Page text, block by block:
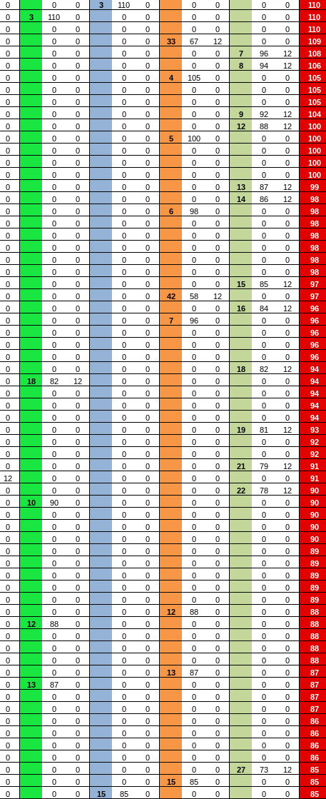
0 0 0 3 110 0 0 0 0 0
110
0 3 110 0 0 0 0 0 0 0
110
0 0 0 0 0 0 0 0 0
110
0 0 0 0 0 33 67 12 0 0
109
0 0 0 0 0 0 0 7 96 12
108
0 0 0 0 0 0 0 8 94 12
106
0 0 0 0 0 4 105 0 0 0
105
0 0 0 0 0 0 0 0 0
105
0 0 0 0 0 0 0 0 0
105
0 0 0 0 0 0 0 9 92 12
104
0 0 0 0 0 0 0 12 88 12
100
0 0 0 0 0 5 100 0 0 0
100
0 0 0 0 0 0 0 0 0
100
0 0 0 0 0 0 0 0 0
100
0 0 0 0 0 0 0 0 0
100
0 0 0 0 0 0 0 13 87 12
99
0 0 0 0 0 0 0 14 86 12
98
0 0 0 0 0 6 98 0 0 0
98
0 0 0 0 0 0 0 0 0
98
0 0 0 0 0 0 0 0 0
98
0 0 0 0 0 0 0 0 0
98
0 0 0 0 0 0 0 0 0
98
0 0 0 0 0 0 0 0 0
98
0 0 0 0 0 0 0 15 85 12
97
0 0 0 0 0 42 58 12 0 0
97
0 0 0 0 0 0 0 16 84 12
96
0 0 0 0 0 7 96 0 0 0
96
0 0 0 0 0 0 0 0 0
96
0 0 0 0 0 0 0 0 0
96
0 0 0 0 0 0 0 0 0
96
0 0 0 0 0 0 0 18 82 12
94
0 18 82 12 0 0 0 0 0 0
94
0 0 0 0 0 0 0 0 0
94
0 0 0 0 0 0 0 0 0
94
0 0 0 0 0 0 0 0 0
94
0 0 0 0 0 0 0 19 81 12
93
0 0 0 0 0 0 0 0 0
92
0 0 0 0 0 0 0 0 0
92
0 0 0 0 0 0 0 21 79 12
91
12 0 0 0 0 0 0 0 0
91
0 0 0 0 0 0 0 22 78 12
90
0 10 90 0 0 0 0 0 0 0
90
0 0 0 0 0 0 0 0 0
90
0 0 0 0 0 0 0 0 0
90
0 0 0 0 0 0 0 0 0
90
0 0 0 0 0 0 0 0 0
89
0 0 0 0 0 0 0 0 0
89
0 0 0 0 0 0 0 0 0
89
0 0 0 0 0 0 0 0 0
89
0 0 0 0 0 0 0 0 0
89
0 0 0 0 0 12 88 0 0 0
88
0 12 88 0 0 0 0 0 0 0
88
0 0 0 0 0 0 0 0 0
88
0 0 0 0 0 0 0 0 0
88
0 0 0 0 0 0 0 0 0
88
0 0 0 0 0 13 87 0 0 0
87
0 13 87 0 0 0 0 0 0 0
87
0 0 0 0 0 0 0 0 0
87
0 0 0 0 0 0 0 0 0
87
0 0 0 0 0 0 0 0 0
86
0 0 0 0 0 0 0 0 0
86
0 0 0 0 0 0 0 0 0
86
0 0 0 0 0 0 0 0 0
86
0 0 0 0 0 0 0 27 73 12
85
0 0 0 0 0 15 85 0 0 0
85
0 0 0 15 85 0 0 0 0 0
85